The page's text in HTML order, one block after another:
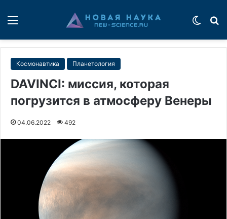
Космонавтика Планетология
DAVINCI: миссия, которая
погрузится в атмосферу Венеры
04.06.2022 492